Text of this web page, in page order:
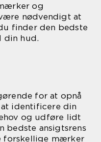
og
nødvendigt at
finder den bedste
din hud.
for at opnå
identificere din
og udføre lidt
bedste ansigtsrens
forskellige mærker